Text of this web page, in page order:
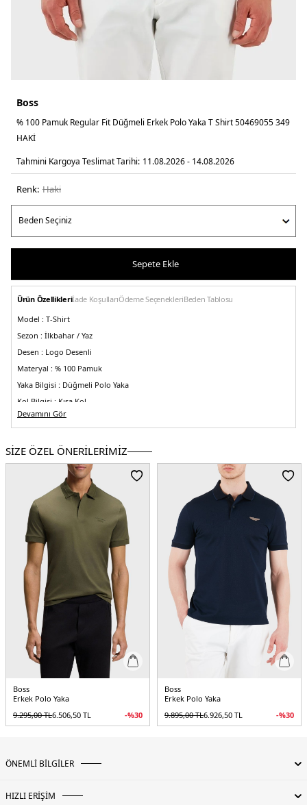
Boss
% 100 Pamuk Regular Fit Düğmeli Erkek Polo Yaka T Shirt 50469055 349
HAKİ
Tahmini Kargoya Teslimat Tarihi: 11.08.2026 - 14.08.2026
Renk: haki̇
Sepete Ekle
Ürün Özellikleriİade KoşullarıÖdeme SeçenekleriBeden Tablosu
Model : T-Shirt
Sezon : İlkbahar / Yaz
Desen : Logo Desenli
Materyal : % 100 Pamuk
Yaka Bilgisi : Düğmeli Polo Yaka
Kol Bilgisi : Kısa Kol
Kalıp Bilgisi :Regular Fit
Üretim Yeri :Banglades
5DY150469055349.65
Devamını Gör
SİZE ÖZEL ÖNERİLERİMİZ
Boss
Erkek Polo Yaka
9.295,00TL6.506,50 TL -%30
Boss
Erkek Polo Yaka
9.895,00TL6.926,50 TL -%30
ÖNEMLİ BİLGİLER
HIZLI ERİŞİM